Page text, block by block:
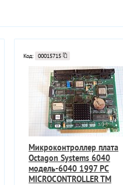
Код: 00015715
Микроконтроллер плата
Octagon Systems 6040
модель-6040 1997 PC
MICROCONTROLLER TM